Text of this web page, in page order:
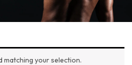
matching your selection.